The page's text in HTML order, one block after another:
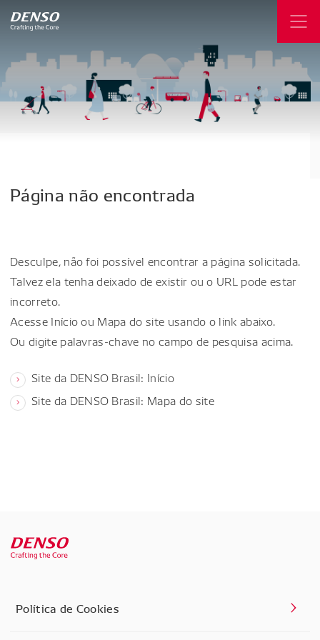
Página não encontrada
Desculpe, não foi possível encontrar a página solicitada.
Talvez ela tenha deixado de existir ou o URL pode estar
incorreto.
Acesse Início ou Mapa do site usando o link abaixo.
Ou digite palavras-chave no campo de pesquisa acima.
Site da DENSO Brasil: Início
Site da DENSO Brasil: Mapa do site
Política de Cookies